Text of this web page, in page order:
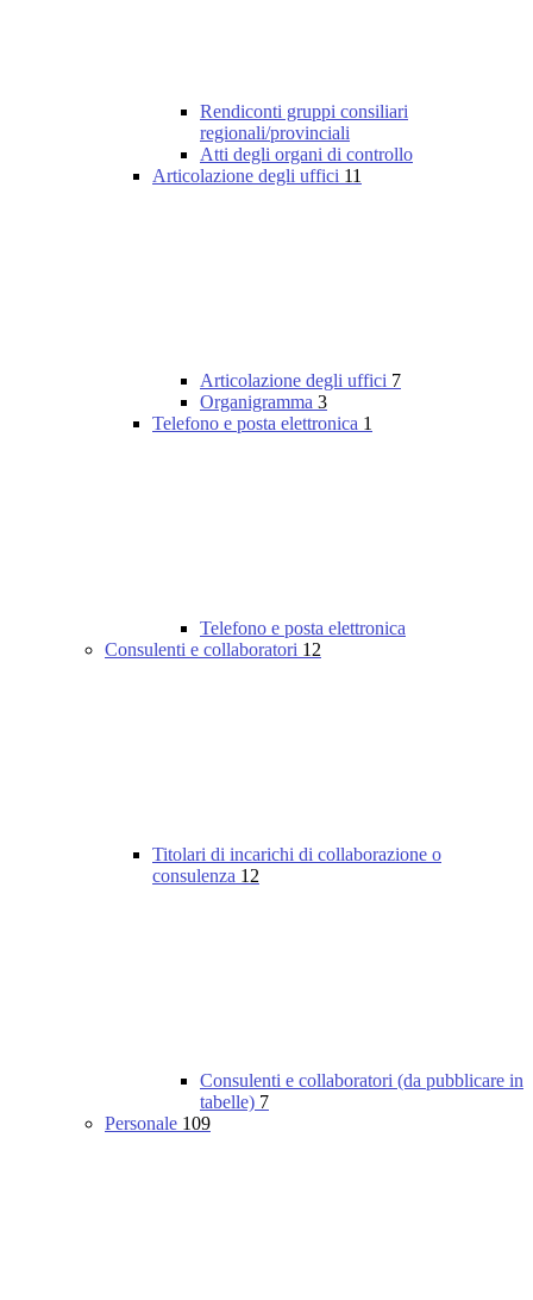
Rendiconti gruppi consiliari
regionali/provinciali
Atti degli organi di controllo
Articolazione degli uffici 11
Articolazione degli uffici 7
Organigramma 3
Telefono e posta elettronica 1
Telefono e posta elettronica
Consulenti e collaboratori 12
Titolari di incarichi di collaborazione o
consulenza 12
Consulenti e collaboratori (da pubblicare in
tabelle) 7
Personale 109